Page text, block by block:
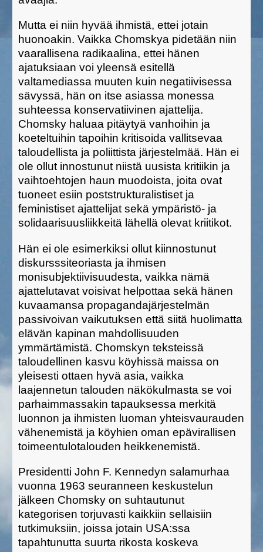
Mutta ei niin hyvää ihmistä, ettei jotain
huonoakin. Vaikka Chomskya pidetään niin
vaarallisena radikaalina, ettei hänen
ajatuksiaan voi yleensä esitellä
valtamediassa muuten kuin negatiivisessa
sävyssä, hän on itse asiassa monessa
suhteessa konservatiivinen ajattelija.
Chomsky haluaa pitäytyä vanhoihin ja
koeteltuihin tapoihin kritisoida vallitsevaa
taloudellista ja poliittista järjestelmää. Hän ei
ole ollut innostunut niistä uusista kritiikin ja
vaihtoehtojen haun muodoista, joita ovat
tuoneet esiin poststrukturalistiset ja
feministiset ajattelijat sekä ympäristö- ja
solidaarisuusliikkeitä lähellä olevat kriitikot.
Hän ei ole esimerkiksi ollut kiinnostunut
diskursssiteoriasta ja ihmisen
monisubjektiivisuudesta, vaikka nämä
ajattelutavat voisivat helpottaa sekä hänen
kuvaamansa propagandajärjestelmän
passivoivan vaikutuksen että siitä huolimatta
elävän kapinan mahdollisuuden
ymmärtämistä. Chomskyn teksteissä
taloudellinen kasvu köyhissä maissa on
yleisesti ottaen hyvä asia, vaikka
laajennetun talouden näkökulmasta se voi
parhaimmassakin tapauksessa merkitä
luonnon ja ihmisten luoman yhteisvaurauden
vähenemistä ja köyhien oman epävirallisen
toimeentulotalouden heikkenemistä.
Presidentti John F. Kennedyn salamurhaa
vuonna 1963 seuranneen keskustelun
jälkeen Chomsky on suhtautunut
kategorisen torjuvasti kaikkiin sellaisiin
tutkimuksiin, joissa jotain USA:ssa
tapahtunutta suurta rikosta koskeva